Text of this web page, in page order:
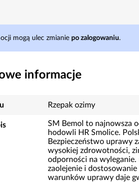
mogą ulec zmianie po zalogowaniu.
informacje
Rzepak ozimy
SM Bemol to najnowsza
hodowli HR Smolice.
Bezpieczeństwo uprawy
wysokiej zdrowotności,
odporności na
zaolejenie i
warunków uprawy daje